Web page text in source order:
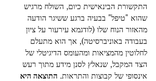
התקשורת הבינאישית כיום, השולח מרגיש
שהוא "טיפל" בבעיה ברגע ששיגר הודעה
מהאזור הנוח שלו (לודגמא עירעור על ציון
בעבודה באוניברסיטה), אך הוא מתעלם
לחלוטין מהמציאות ומהעומס הדיגיטלי של
הצד המקבל, שנאלץ לסנן מידע מתוך רעש
אינסופי של קבוצות והתראות. התוצאה היא